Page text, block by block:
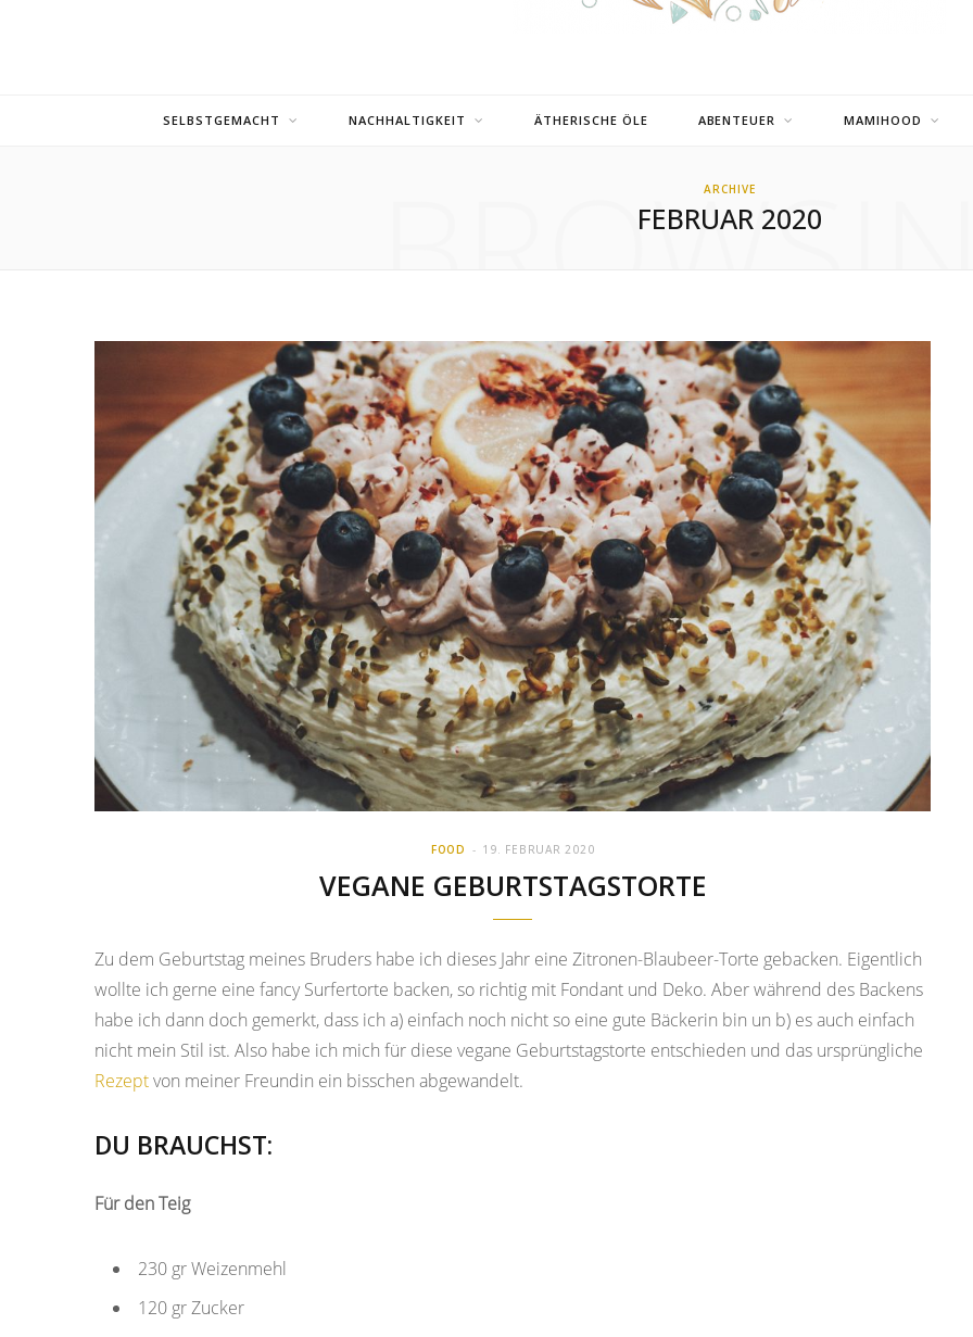
SELBSTGEMACHT NACHHALTIGKEIT ÄTHERISCHE ÖLE ABENTEUER MAMIHOOD
ARCHIVE
FEBRUAR 2020
FOOD 19. FEBRUAR 2020
VEGANE GEBURTSTAGSTORTE
Zu dem Geburtstag meines Bruders habe ich dieses Jahr eine Zitronen-Blaubeer-Torte gebacken. Eigentlich
wollte ich gerne eine fancy Surfertorte backen, so richtig mit Fondant und Deko. Aber während des Backens
habe ich dann doch gemerkt, dass ich a) einfach noch nicht so eine gute Bäckerin bin un b) es auch einfach
nicht mein Stil ist. Also habe ich mich für diese vegane Geburtstagstorte entschieden und das ursprüngliche
Rezeptvon meiner Freundin ein bisschen abgewandelt.
DU BRAUCHST:
Für den Teig
230 gr Weizenmehl
120 gr Zucker